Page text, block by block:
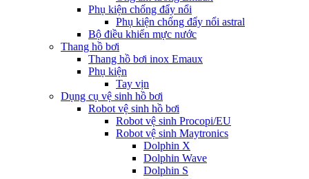
Phụ kiện chống đẩy nổi
Phụ kiện chống đẩy nổi astral
Bộ điều khiển mực nước
Thang hồ bơi
Thang hồ bơi inox Emaux
Phụ kiện
Tay vịn
Dụng cụ vệ sinh hồ bơi
Robot vệ sinh hồ bơi
Robot vệ sinh Procopi/EU
Robot vệ sinh Maytronics
Dolphin X
Dolphin Wave
Dolphin S